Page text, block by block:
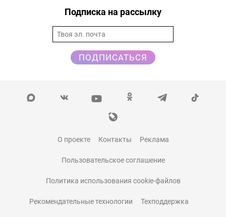
Подписка на рассылку
ПОДПИСАТЬСЯ
О проекте Контакты Реклама
Пользовательское соглашение
Политика использования cookie-файлов
Рекомендательные технологии Техподдержка